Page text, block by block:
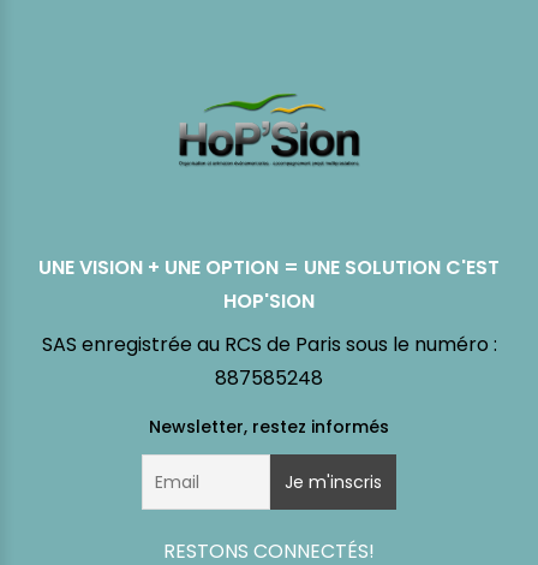
UNE VISION + UNE OPTION = UNE SOLUTION C'EST
HOP'SION
SAS enregistrée au RCS de Paris sous le numéro :
887585248
RESTONS CONNECTÉS!